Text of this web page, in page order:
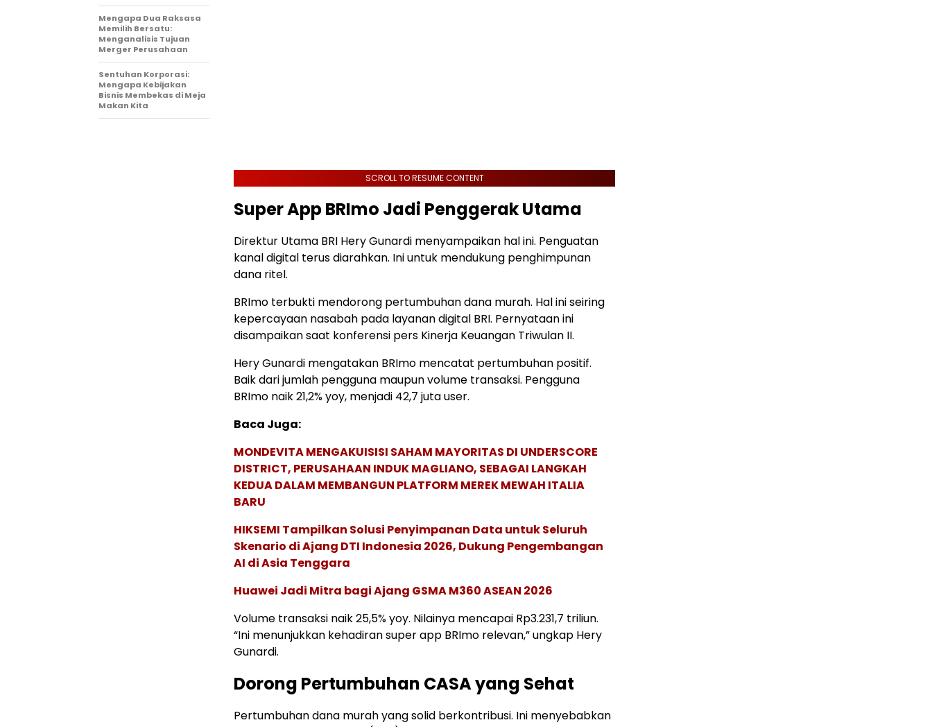
SCROLL TO RESUME CONTENT
Super App BRImo Jadi Penggerak Utama
Direktur Utama BRI Hery Gunardi menyampaikan hal ini. Penguatan
kanal digital terus diarahkan. Ini untuk mendukung penghimpunan
dana ritel.
BRImo terbukti mendorong pertumbuhan dana murah. Hal ini seiring
kepercayaan nasabah pada layanan digital BRI. Pernyataan ini
disampaikan saat konferensi pers Kinerja Keuangan Triwulan II.
Hery Gunardi mengatakan BRImo mencatat pertumbuhan positif.
Baik dari jumlah pengguna maupun volume transaksi. Pengguna
BRImo naik 21,2% yoy, menjadi 42,7 juta user.
Baca Juga:
MONDEVITA MENGAKUISISI SAHAM MAYORITAS DI UNDERSCORE
DISTRICT, PERUSAHAAN INDUK MAGLIANO, SEBAGAI LANGKAH
KEDUA DALAM MEMBANGUN PLATFORM MEREK MEWAH ITALIA
BARU
HIKSEMI Tampilkan Solusi Penyimpanan Data untuk Seluruh
Skenario di Ajang DTI Indonesia 2026, Dukung Pengembangan
AI di Asia Tenggara
Huawei Jadi Mitra bagi Ajang GSMA M360 ASEAN 2026
Volume transaksi naik 25,5% yoy. Nilainya mencapai Rp3.231,7 triliun.
“Ini menunjukkan kehadiran super app BRImo relevan,” ungkap Hery
Gunardi.
Dorong Pertumbuhan CASA yang Sehat
Pertumbuhan dana murah yang solid berkontribusi. Ini menyebabkan
Mengapa Dua Raksasa
Memilih Bersatu:
Menganalisis Tujuan
Merger Perusahaan
Sentuhan Korporasi:
Mengapa Kebijakan
Bisnis Membekas di Meja
Makan Kita